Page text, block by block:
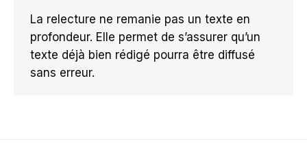
La relecture ne remanie pas un texte en
profondeur. Elle permet de s’assurer qu’un
texte déjà bien rédigé pourra être diffusé
sans erreur.